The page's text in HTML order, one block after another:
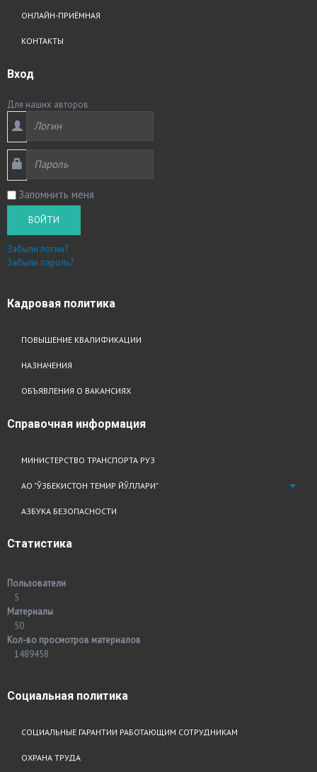
ОНЛАЙН-ПРИЁМНАЯ
КОНТАКТЫ
Вход
Для наших авторов
Запомнить меня
ВОЙТИ
Забыли логин?
Забыли пароль?
Кадровая политика
ПОВЫШЕНИЕ КВАЛИФИКАЦИИ
НАЗНАЧЕНИЯ
ОБЪЯВЛЕНИЯ О ВАКАНСИЯХ
Справочная информация
МИНИСТЕРСТВО ТРАНСПОРТА РУЗ
АО "ЎЗБЕКИСТОН ТЕМИР ЙЎЛЛАРИ"
АЗБУКА БЕЗОПАСНОСТИ
Статистика
Пользователи
5
Материалы
50
Кол-во просмотров материалов
1489458
Социальная политика
СОЦИАЛЬНЫЕ ГАРАНТИИ РАБОТАЮЩИМ СОТРУДНИКАМ
ОХРАНА ТРУДА